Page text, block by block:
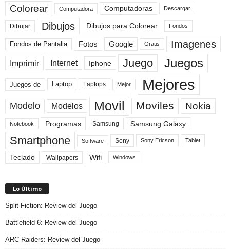
Colorear Computadora Computadoras Descargar
Dibujar Dibujos Dibujos para Colorear Fondos
Fondos de Pantalla Fotos Google Gratis Imagenes
Imprimir Internet Iphone Juego Juegos
Juegos de Laptop Laptops Mejor Mejores
Modelo Modelos Movil Moviles Nokia
Notebook Programas Samsung Samsung Galaxy
Smartphone Software Sony Sony Ericson Tablet
Teclado Wallpapers Wifi Windows
Lo Último
Split Fiction: Review del Juego
Battlefield 6: Review del Juego
ARC Raiders: Review del Juego